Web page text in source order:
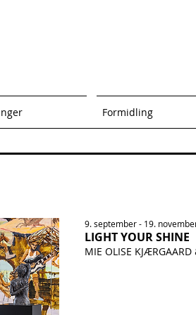
Formidling
9. september - 19.
LIGHT YOUR SHINE
MIE OLISE KJÆRGAARD